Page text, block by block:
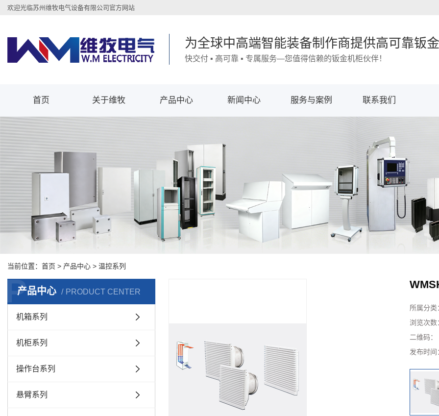
欢迎光临苏州维牧电气设备有限公司官方网站
为全球中高端智能装备制作商提供高可靠钣
快交付 ▪ 高可靠 ▪ 专属服务—您值得信赖的钣金机柜伙伴！
首页 关于维牧 产品中心 新闻中心 服务与案例 联系我们
当前位置： 首页 > 产品中心 > 温控系列
产品中心 PRODUCT CENTER
P
机箱系列
机柜系列
操作台系列
悬臂系列
所属分类
浏览次数
二维码：
发布时间